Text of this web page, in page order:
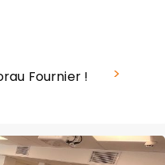
Fournier !